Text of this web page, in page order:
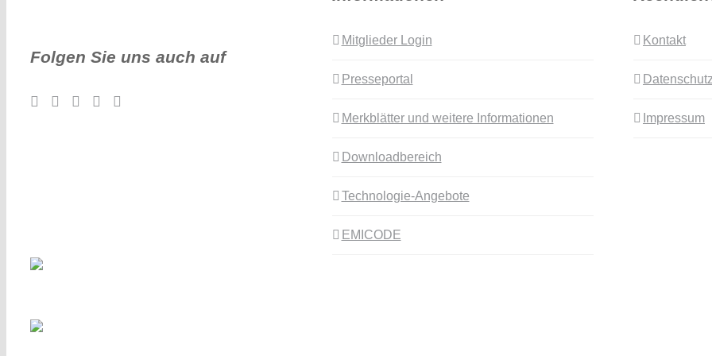
Folgen Sie uns auch auf
Mitglieder Login
Presseportal
Merkblätter und weitere Informationen
Downloadbereich
Technologie-Angebote
EMICODE
Kontakt
Impressum